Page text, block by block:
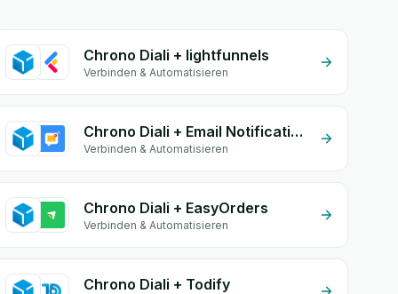
Chrono Diali + lightfunnels
Verbinden & Automatisieren
Chrono Diali + Email Notifications by eGrow
Verbinden & Automatisieren
Chrono Diali + EasyOrders
Verbinden & Automatisieren
Chrono Diali + Todify